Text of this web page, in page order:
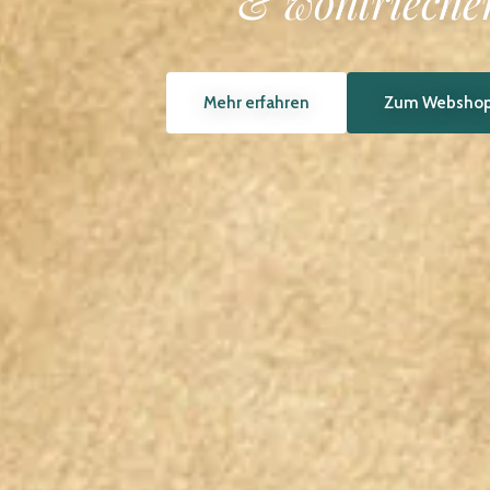
Mehr erfahren Zum Webshop